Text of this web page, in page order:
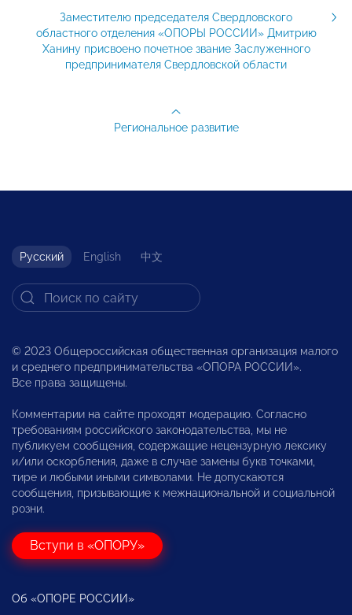
Заместителю председателя Свердловского
областного отделения «ОПОРЫ РОССИИ» Дмитрию
Ханину присвоено почетное звание Заслуженного
предпринимателя Свердловской области
Региональное развитие
Русский English 中文
© 2023 Общероссийская общественная организация малого
и среднего предпринимательства «ОПОРА РОССИИ».
Все права защищены.
Комментарии на сайте проходят модерацию. Согласно
требованиям российского законодательства, мы не
публикуем сообщения, содержащие нецензурную лексику
и/или оскорбления, даже в случае замены букв точками,
тире и любыми иными символами. Не допускаются
сообщения, призывающие к межнациональной и социальной
розни.
Вступи в «ОПОРУ»
Об «ОПОРЕ РОССИИ»